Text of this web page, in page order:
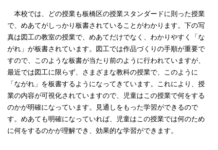
本校では、どの授業も板橋区の授業スタンダードに則った授業
で、めあてがしっかり板書されていることがわかります。下の写
真は図工の教室の授業で、めあてだけでなく、わかりやすく「な
がれ」が板書されています。図工では作品づくりの手順が重要で
すので、このような板書が当たり前のように行われていますが、
最近では図工に限らず、さまざまな教科の授業で、このように
「ながれ」を板書するようになってきています。これにより、授
業の内容が可視化されていますので、児童はこの授業で何をする
のかが明確になっています。見通しをもった学習ができるので
す。めあても明確になっていれば、児童はこの授業では何のため
に何をするのかが理解でき、効果的な学習ができます。